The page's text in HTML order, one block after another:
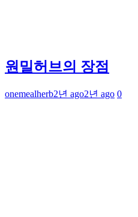
원밀허브의 장점
onemealherb2년 ago2년 ago 0